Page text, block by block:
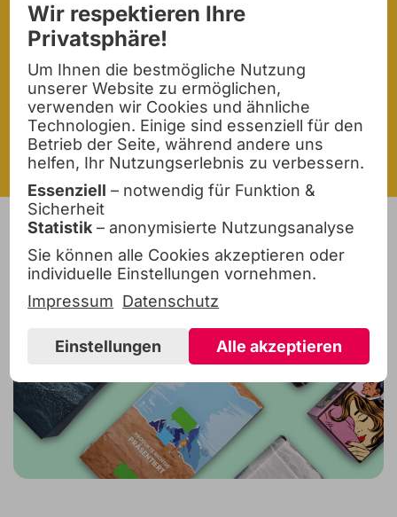
Veredelungsmöglichkeiten
Geben Sie Ihrer Verpackung den
Extra-Schliff!
Wir respektieren Ihre
Privatsphäre!
Um Ihnen die bestmögliche Nutzung
unserer Website zu ermöglichen,
verwenden wir Cookies und ähnliche
Technologien. Einige sind essenziell für den
Betrieb der Seite, während andere uns
helfen, Ihr Nutzungserlebnis zu verbessern.
Essenziell – notwendig für Funktion &
Sicherheit
Statistik – anonymisierte Nutzungsanalyse
Sie können alle Cookies akzeptieren oder
individuelle Einstellungen vornehmen.
Impressum Datenschutz
Einstellungen Alle akzeptieren